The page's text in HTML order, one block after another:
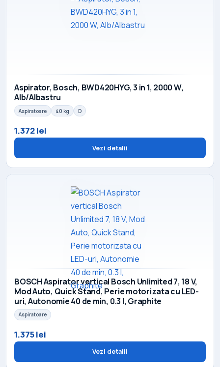
Aspirator, Bosch, BWD420HYG, 3 in 1, 2000 W,
Alb/Albastru
Aspiratoare 40 kg D
1.372 lei
Vezi detalii
BOSCH Aspirator vertical Bosch Unlimited 7, 18 V,
Mod Auto, Quick Stand, Perie motorizata cu LED-
uri, Autonomie 40 de min, 0.3 l, Graphite
Aspiratoare
1.375 lei
Vezi detalii